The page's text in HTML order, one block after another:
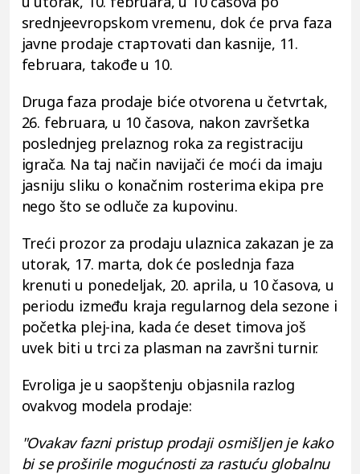
srednjeevropskom vremenu, dok će prva faza
javne prodaje стартovati dan kasnije, 11.
februara, takođe u 10.
Druga faza prodaje biće otvorena u četvrtak,
26. februara, u 10 časova, nakon završetka
poslednjeg prelaznog roka za registraciju
igrača. Na taj način navijači će moći da imaju
jasniju sliku o konačnim rosterima ekipa pre
nego što se odluče za kupovinu.
Treći prozor za prodaju ulaznica zakazan je za
utorak, 17. marta, dok će poslednja faza
krenuti u ponedeljak, 20. aprila, u 10 časova, u
periodu između kraja regularnog dela sezone i
početka plej-ina, kada će deset timova još
uvek biti u trci za plasman na završni turnir.
Evroliga je u saopštenju objasnila razlog
ovakvog modela prodaje:
"Ovakav fazni pristup prodaji osmišljen je kako
bi se proširile mogućnosti za rastuću globalnu